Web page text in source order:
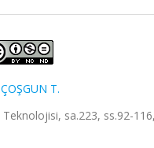
ÇOŞGUN T.
sa.223, ss.92-